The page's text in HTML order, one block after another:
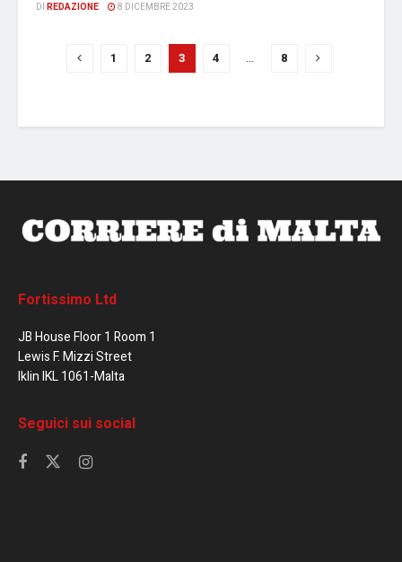
DI REDAZIONE 8 DICEMBRE 2023
1 2 3 4 … 8
Fortissimo Ltd
JB House Floor 1 Room 1
Lewis F. Mizzi Street
Iklin IKL 1061-Malta
Seguici sui social